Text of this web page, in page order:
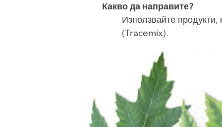
Какво да направите?
Използвайте
(Tracemix).